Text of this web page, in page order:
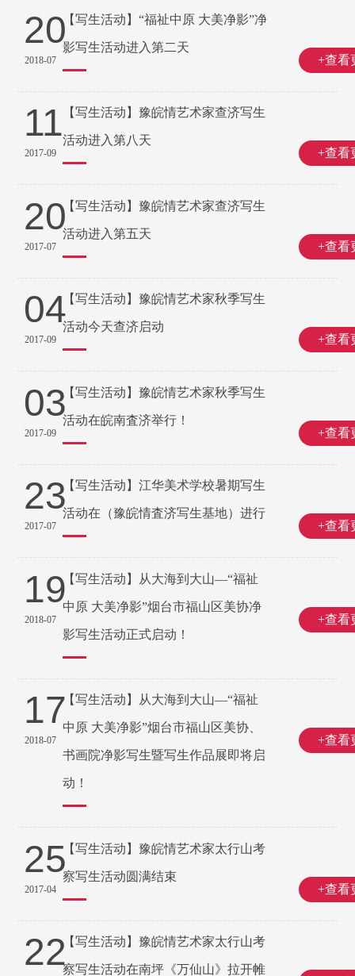
20
2018-07
【写生活动】“福祉中原 大美净影”净
影写生活动进入第二天
+查看
11
2017-09
【写生活动】豫皖情艺术家查济写生
活动进入第八天
+查看
20
2017-07
【写生活动】豫皖情艺术家查济写生
活动进入第五天
+查看
04
2017-09
【写生活动】豫皖情艺术家秋季写生
活动今天查济启动
+查看
03
2017-09
【写生活动】豫皖情艺术家秋季写生
活动在皖南査济举行！
+查看
23
2017-07
【写生活动】江华美术学校暑期写生
活动在（豫皖情査济写生基地）进行
+查看
19
2018-07
【写生活动】从大海到大山—“福祉
中原 大美净影”烟台市福山区美协净
影写生活动正式启动！
+查看
17
2018-07
【写生活动】从大海到大山—“福祉
中原 大美净影”烟台市福山区美协、
书画院净影写生暨写生作品展即将启
动！
+查看
25
2017-04
【写生活动】豫皖情艺术家太行山考
察写生活动圆满结束
+查看
22【写生活动】豫皖情艺术家太行山考
察写生活动在南坪《万仙山》拉开帷